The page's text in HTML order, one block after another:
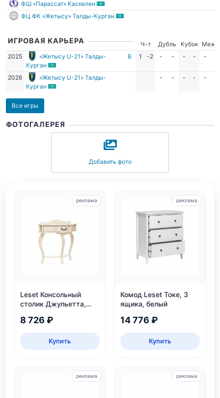
ФШ «Парассат» Каскелен
ФЦ ФК «Жетысу» Талды-Курган
ИГРОВАЯ КАРЬЕРА Ч-т Дубль Кубок
Межд.
2025
«Жетысу U-21» Талды-
Курган
В 1 -2 - - - - -
2026
«Жетысу U-21» Талды-
Курган
- - - - -
Все игры
ФОТОГАЛЕРЕЯ
Добавить фото
Leset Консольный
столик Джульетта,
8 726 ₽
Купить
реклама
Комод Leset Токе, 3
ящика, белый
14 776 ₽
Купить
реклама
реклама реклама